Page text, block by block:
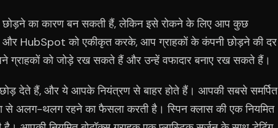
छोड़ने का कारण बन सकती हैं, लेकिन इसे रोकने के लिए आप कुछ
HubSpot को एकीकृत करके, आप ग्राहकों के कंपनी छोड़ने की दर
को जोड़े रख सकते हैं और उन्हें वफादार बनाए रख सकते हैं।
देते हैं, और ये आपके नियंत्रण से बाहर होते हैं। आपकी सबसे समर्पित
से अलग-थलग रहने का फैसला करती है। स्पिन क्लास की एक नियमित